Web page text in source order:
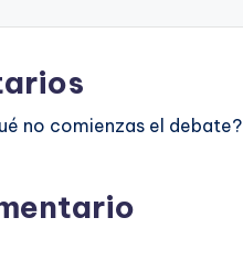
no comienzas el debate?